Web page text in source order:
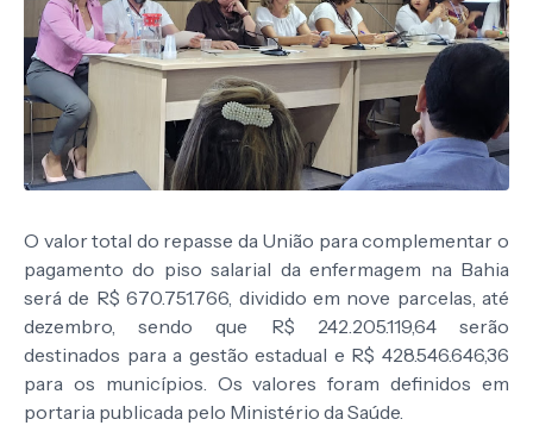
O valor total do repasse da União para complementar o
pagamento do piso salarial da enfermagem na Bahia
será de R$ 670.751.766, dividido em nove parcelas, até
dezembro, sendo que R$ 242.205.119,64 serão
destinados para a gestão estadual e R$ 428.546.646,36
para os municípios. Os valores foram definidos em
portaria publicada pelo Ministério da Saúde.